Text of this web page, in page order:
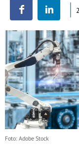
Foto: Adobe Stock